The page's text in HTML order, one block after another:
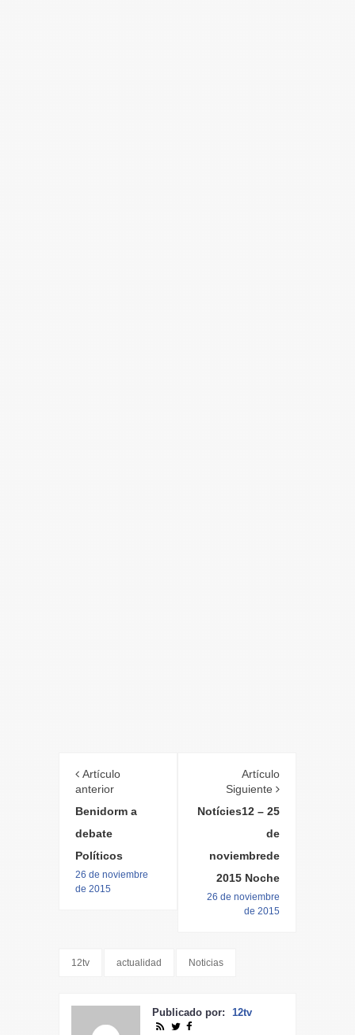
Artículo
anterior
Benidorm a
debate
Políticos
26 de noviembre
de 2015
Artículo
Siguiente
Notícies12 – 25
de
noviembrede
2015 Noche
26 de noviembre
de 2015
12tv actualidad Noticias
Publicado por: 12tv